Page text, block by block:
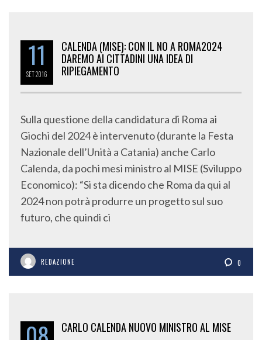
11
SET2016
CALENDA (MISE): CON IL NO A ROMA2024
DAREMO AI CITTADINI UNA IDEA DI
RIPIEGAMENTO
Sulla questione della candidatura di Roma ai
Giochi del 2024 è intervenuto (durante la Festa
Nazionale dell’Unità a Catania) anche Carlo
Calenda, da pochi mesi ministro al MISE (Sviluppo
Economico): “Si sta dicendo che Roma da qui al
2024 non potrà produrre un progetto sul suo
futuro, che quindi ci
REDAZIONE 0
CARLO CALENDA NUOVO MINISTRO AL MISE